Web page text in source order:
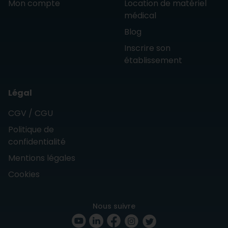
Mon compte
Location de matériel
médical
Blog
Inscrire son
établissement
Légal
CGV / CGU
Politique de
confidentialité
Mentions légales
Cookies
Nous suivre